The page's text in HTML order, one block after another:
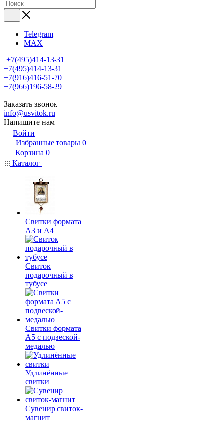
Telegram
MAX
+7(495)414-13-31
+7(495)414-13-31
+7(916)416-51-70
+7(966)196-58-29
Заказать звонок
info@usvitok.ru
Напишите нам
Войти
Избранные товары 0
Корзина 0
Каталог
Свитки формата
А3 и А4
Свиток
подарочный в
тубусе
Свитки формата
А5 с подвеской-
медалью
Удлинённые
свитки
Сувенир свиток-
магнит